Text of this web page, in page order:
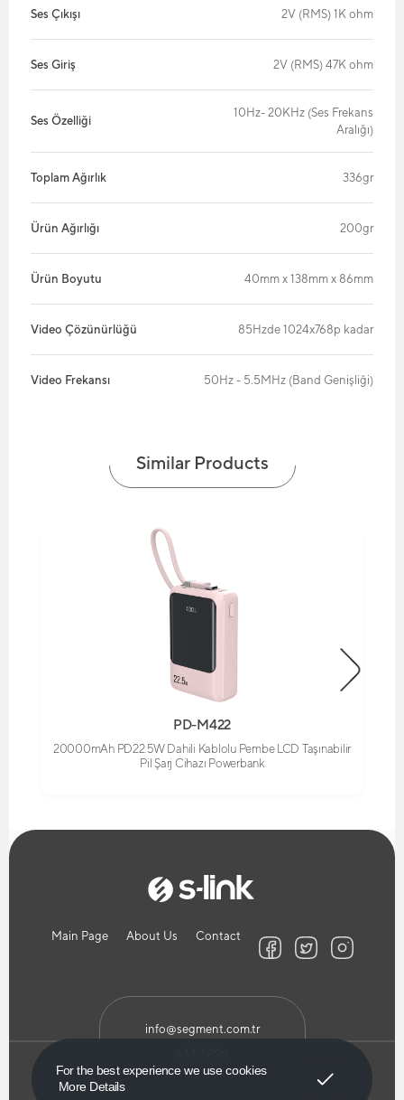
For the best experience we use cookies
More Details
Ses Çıkışı 2V (RMS) 1K ohm
Ses Giriş 2V (RMS) 47K ohm
Ses Özelliği
10Hz- 20KHz (Ses Frekans
Aralığı)
Toplam Ağırlık 336gr
Ürün Ağırlığı 200gr
Ürün Boyutu 40mm x 138mm x 86mm
Video Çözünürlüğü 85Hzde 1024x768p kadar
Video Frekansı 50Hz - 5.5MHz (Band Genişliği)
Similar Products
PD-M422
20000mAh PD22.5W Dahili Kablolu Pembe LCD Taşınabilir
Pil Şarj Cihazı Powerbank
Main Page About Us Contact
info@segment.com.tr